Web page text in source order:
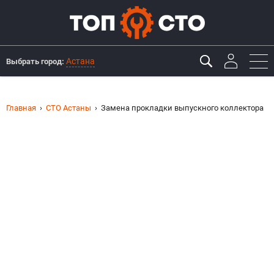
Выбрать город: Астана
Главная СТО Астаны Замена прокладки выпускного коллектора